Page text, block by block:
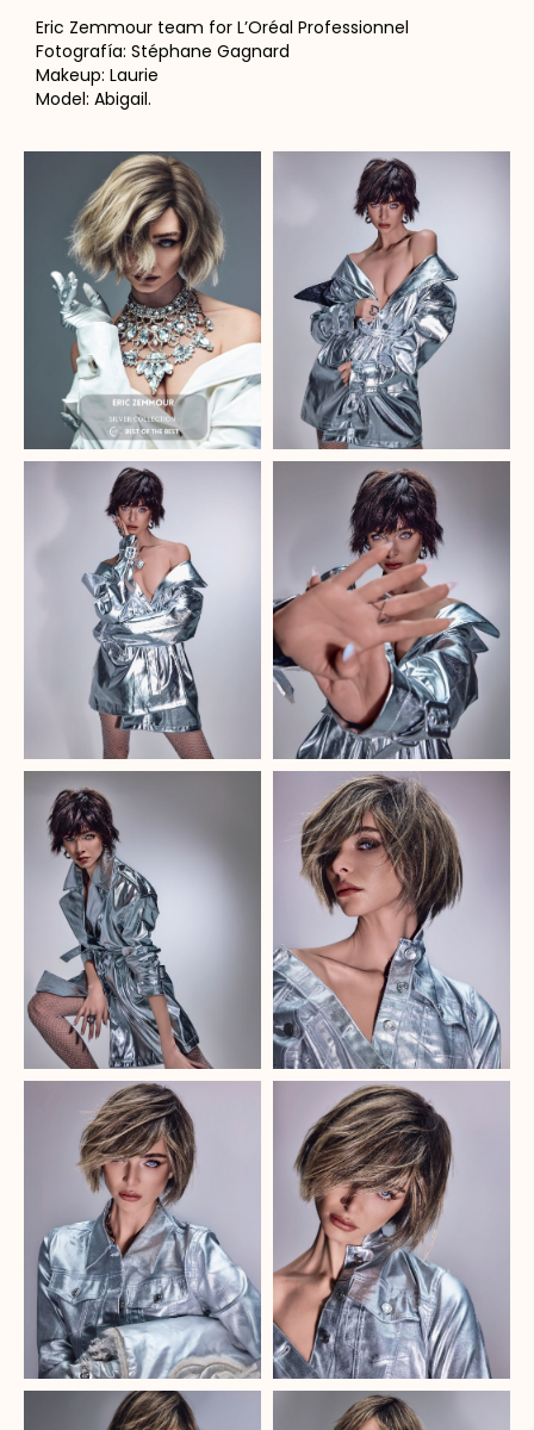
Eric Zemmour team for L’Oréal Professionnel
Fotografía: Stéphane Gagnard
Makeup: Laurie
Model: Abigail.